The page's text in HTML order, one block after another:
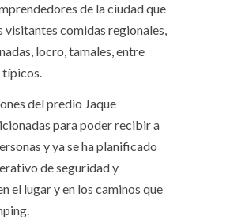
de la ciudad que
visitantes comidas regionales,
locro, tamales, entre
del predio Jaque
para poder recibir a
y ya se ha planificado
de seguridad y
el lugar y en los caminos que